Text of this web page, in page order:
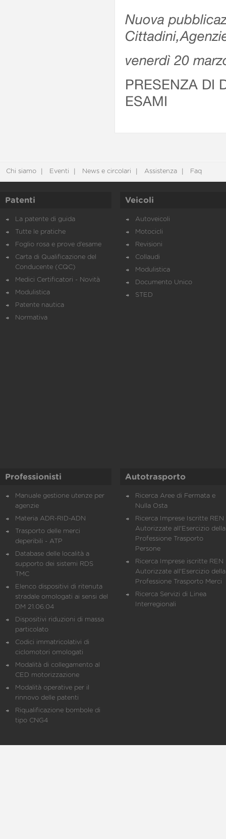
Nuova
venerdì 20
PRESENZA DI
ESAMI
Chi siamo Eventi News e circolari Assistenza Faq
Patenti
La patente di guida
Tutte le pratiche
Foglio rosa e prove d’esame
Carta di Qualificazione del
Conducente (CQC)
Medici Certificatori - Novità
Modulistica
Patente nautica
Normativa
Veicoli
Autoveicoli
Motocicli
Revisioni
Collaudi
Modulistica
Documento Unico
STED
Professionisti
Manuale gestione utenze per
agenzie
Materia ADR-RID-ADN
Trasporto delle merci
deperibili - ATP
Database delle località a
supporto dei sistemi RDS
TMC
Elenco dispositivi di ritenuta
stradale omologati ai sensi del
DM 21.06.04
Dispositivi riduzioni di massa
particolato
Codici immatricolativi di
ciclomotori omologati
Modalità di collegamento al
CED motorizzazione
Modalità operative per il
rinnovo delle patenti
Riqualificazione bombole di
tipo CNG4
Autotrasporto
Ricerca Aree di Fermata e
Nulla Osta
Ricerca Imprese Iscritte REN
Autorizzate all'Esercizio della
Professione Trasporto
Persone
Ricerca Imprese iscritte REN
Autorizzate all'Esercizio della
Professione Trasporto Merci
Ricerca Servizi di Linea
Interregionali